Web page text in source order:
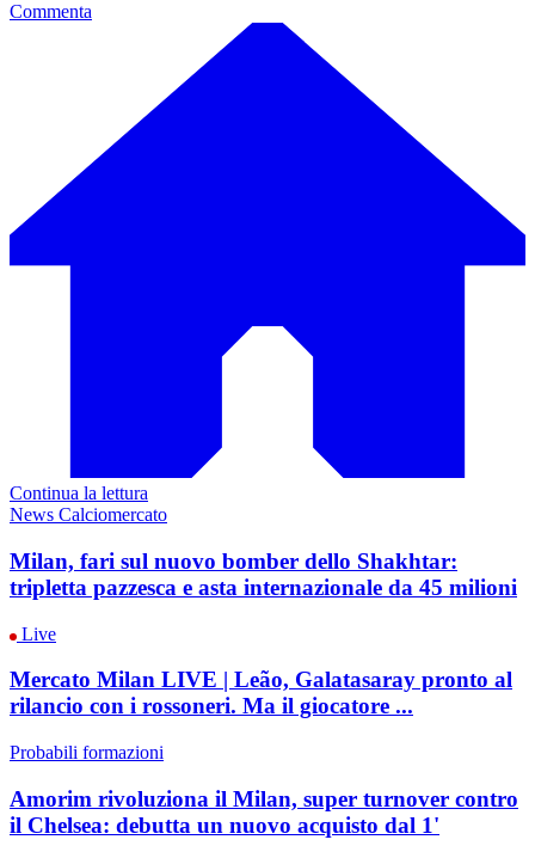
Commenta
Continua la lettura
News Calciomercato
Milan, fari sul nuovo bomber dello Shakhtar:
tripletta pazzesca e asta internazionale da 45 milioni
Live
Mercato Milan LIVE | Leão, Galatasaray pronto al
rilancio con i rossoneri. Ma il giocatore ...
Probabili formazioni
Amorim rivoluziona il Milan, super turnover contro
il Chelsea: debutta un nuovo acquisto dal 1'